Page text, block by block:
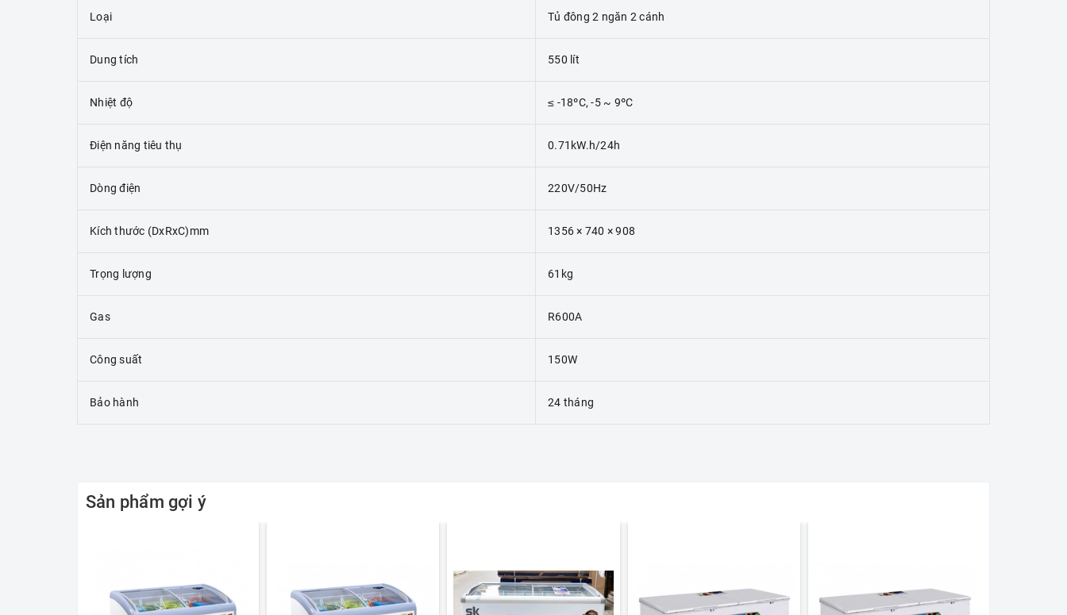
Loại Tủ đông 2 ngăn 2 cánh
Dung tích 550 lít
Nhiệt độ ≤ -18ºC, -5 ~ 9ºC
Điện năng tiêu thụ 0.71kW.h/24h
Dòng điện 220V/50Hz
Kích thước (DxRxC)mm 1356 × 740 × 908
Trọng lượng 61kg
Gas R600A
Công suất 150W
Bảo hành 24 tháng
Sản phẩm gợi ý